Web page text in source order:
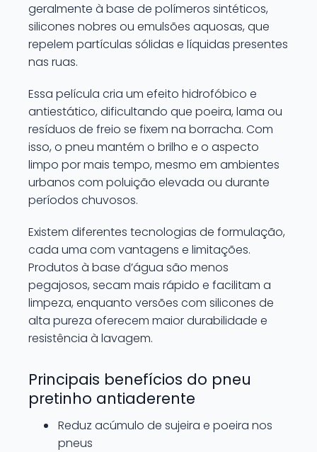
geralmente à base de polímeros sintéticos,
silicones nobres ou emulsões aquosas, que
repelem partículas sólidas e líquidas presentes
nas ruas.
Essa película cria um efeito hidrofóbico e
antiestático, dificultando que poeira, lama ou
resíduos de freio se fixem na borracha. Com
isso, o pneu mantém o brilho e o aspecto
limpo por mais tempo, mesmo em ambientes
urbanos com poluição elevada ou durante
períodos chuvosos.
Existem diferentes tecnologias de formulação,
cada uma com vantagens e limitações.
Produtos à base d’água são menos
pegajosos, secam mais rápido e facilitam a
limpeza, enquanto versões com silicones de
alta pureza oferecem maior durabilidade e
resistência à lavagem.
Principais benefícios do pneu
pretinho antiaderente
Reduz acúmulo de sujeira e poeira nos
pneus